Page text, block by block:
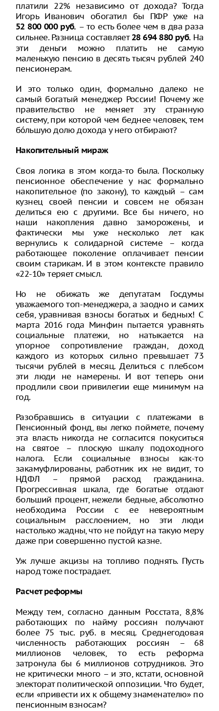
платили 22% независимо от дохода? Тогда
Игорь Иванович обогатил бы ПФР уже на
52 800 000 руб. – то есть более чем в два раза
сильнее. Разница составляет 28 694 880 руб. На
эти деньги можно платить не самую
маленькую пенсию в десять тысяч рублей 240
пенсионерам.
И это только один, формально далеко не
самый богатый менеджер России! Почему же
правительство не меняет эту странную
систему, при которой чем беднее человек, тем
бóльшую долю дохода у него отбирают?
Накопительный мираж
Своя логика в этом когда-то была. Поскольку
пенсионное обеспечение у нас формально
накопительное (по закону), то каждый – сам
кузнец своей пенсии и совсем не обязан
делиться ею с другими. Все бы ничего, но
наши накопления давно заморожены, и
фактически мы уже несколько лет как
вернулись к солидарной системе – когда
работающее поколение оплачивает пенсии
своим старикам. И в этом контексте правило
«22-10» теряет смысл.
Но не обижать же депутатам Госдумы
уважаемого топ-менеджера, а заодно и самих
себя, уравнивая взносы богатых и бедных! С
марта 2016 года Минфин пытается уравнять
социальные платежи, но натыкается на
упорное сопротивление граждан, доход
каждого из которых сильно превышает 73
тысячи рублей в месяц. Делиться с плебсом
эти люди не намерены. И вот теперь они
продлили свои привилегии еще минимум на
год.
Разобравшись в ситуации с платежами в
Пенсионный фонд, вы легко поймете, почему
эта власть никогда не согласится покуситься
на святое – плоскую шкалу подоходного
налога. Если социальные взносы как-то
закамуфлированы, работник их не видит, то
НДФЛ – прямой расход гражданина.
Прогрессивная шкала, где богатые отдают
больший процент, нежели бедные, абсолютно
необходима России с ее невероятным
социальным расслоением, но эти люди
настолько жадны, что не пойдут на такую меру
даже при совершенно пустой казне.
Уж лучше акцизы на топливо поднять. Пусть
народ тоже пострадает.
Расчет реформы
Между тем, согласно данным Росстата, 8,8%
работающих по найму россиян получают
более 75 тыс. руб. в месяц. Среднегодовая
численность работающих россиян – 68
миллионов человек, то есть реформа
затронула бы 6 миллионов сотрудников. Это
не критически много – и это, кстати, основной
электорат политической оппозиции. Что будет,
если «привести их к общему знаменателю» по
пенсионным взносам?